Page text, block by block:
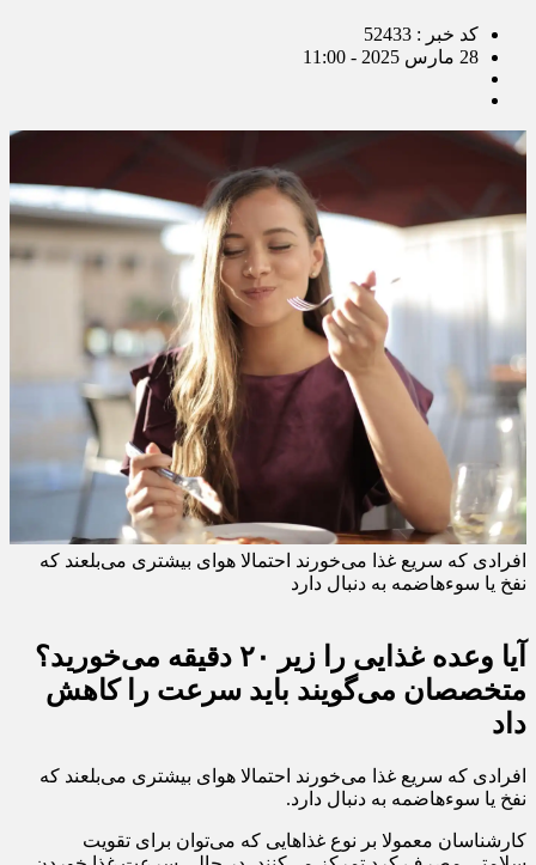
کد خبر : 52433
28 مارس 2025 - 11:00
افرادی که سریع غذا می‌خورند احتمالا هوای بیشتری می‌بلعند که
نفخ یا سوءهاضمه به دنبال دارد
آیا وعده غذایی را زیر ۲۰ دقیقه می‌خورید؟
متخصصان می‌گویند باید سرعت را کاهش
داد
افرادی که سریع غذا می‌خورند احتمالا هوای بیشتری می‌بلعند که
نفخ یا سوءهاضمه به دنبال دارد.
کارشناسان معمولا بر نوع غذاهایی که می‌توان برای تقویت